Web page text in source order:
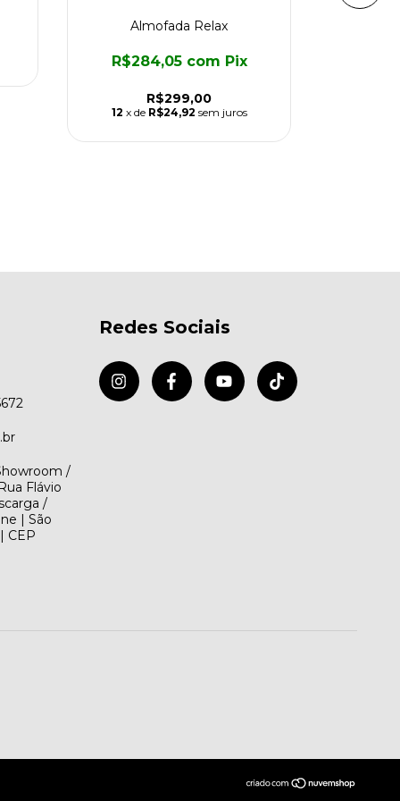
Almofada Relax
R$299,00
R$284,05 com Pix
12 x de R$24,92 sem juros
/
Flávio
/
| São
CEP
Redes Sociais